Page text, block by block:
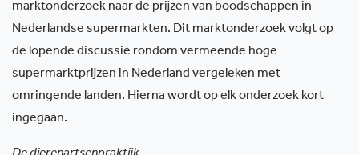
marktonderzoek naar de prijzen van boodschappen in
Nederlandse supermarkten. Dit marktonderzoek volgt op
de lopende discussie rondom vermeende hoge
supermarktprijzen in Nederland vergeleken met
omringende landen. Hierna wordt op elk onderzoek kort
ingegaan.